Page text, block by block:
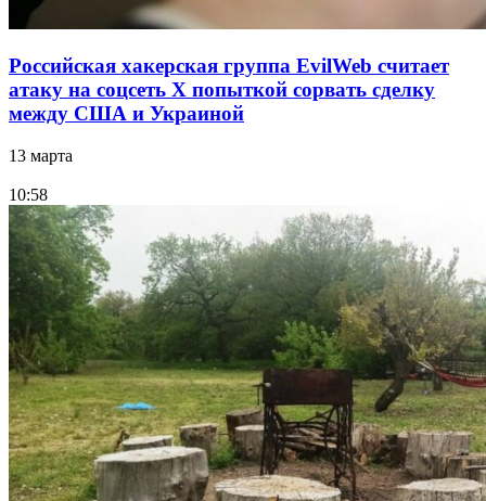
Российская хакерская группа EvilWeb считает
атаку на соцсеть Х попыткой сорвать сделку
между США и Украиной
13 марта
10:58